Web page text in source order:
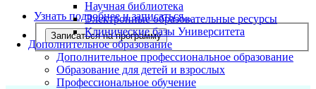
Научная библиотека
Электронные образовательные ресурсы
Клинические базы Университета
Дополнительное образование
Дополнительное профессиональное образование
Образование для детей и взрослых
Профессиональное обучение
Узнать подробнее и записаться...
Записаться на программу